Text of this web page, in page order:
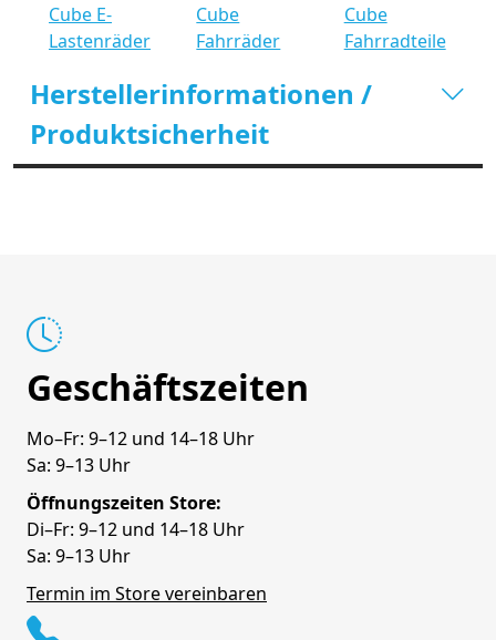
Cube E-
Lastenräder
Cube
Fahrräder
Cube
Fahrradteile
Herstellerinformationen /
Produktsicherheit
Geschäftszeiten
Mo–Fr: 9–12 und 14–18 Uhr
Sa: 9–13 Uhr
Öffnungszeiten Store:
Di–Fr: 9–12 und 14–18 Uhr
Sa: 9–13 Uhr
Termin im Store vereinbaren